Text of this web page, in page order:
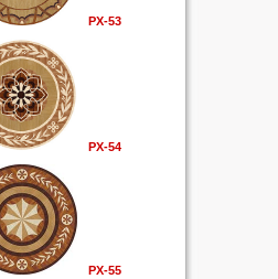
РХ-53
РХ-54
РХ-55